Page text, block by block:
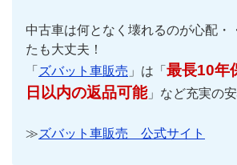
中古車は何となく壊れるのが心配・
たも大丈夫！
「 ズバット車販売 」は「 最長10年
日以内の返品可能」など充実の安
≫ズバット車販売 公式サイト